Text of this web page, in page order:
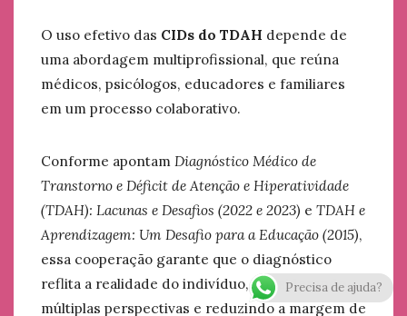
O uso efetivo das CIDs do TDAH depende de
uma abordagem multiprofissional, que reúna
médicos, psicólogos, educadores e familiares
em um processo colaborativo.
Conforme apontam Diagnóstico Médico de
Transtorno e Déficit de Atenção e Hiperatividade
(TDAH): Lacunas e Desafios (2022 e 2023) e TDAH e
Aprendizagem: Um Desafio para a Educação (2015),
essa cooperação garante que o diagnóstico
reflita a realidade do indivíduo, considerando
múltiplas perspectivas e reduzindo a margem de
Precisa de ajuda?